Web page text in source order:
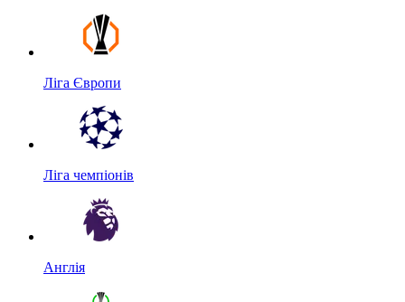
Ліга Європи
Ліга чемпіонів
Англія